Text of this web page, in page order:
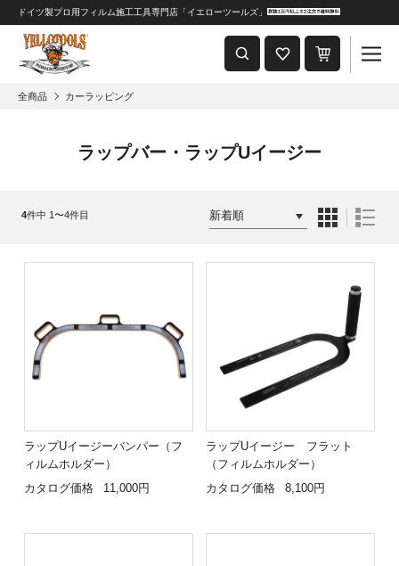
重要なおしらせ
2024年8月1日 価格改定につきまして
ドイツ製プロ用フィルム施工工具専門店「イエローツールズ」
全商品 カーラッピング
ラップバー・ラップUイージー
4件中 1〜4件目
ラップUイージーバンパー（フ
ィルムホルダー）
カタログ価格
11,000円
ラップUイージー フラット
（フィルムホルダー）
カタログ価格
8,100円